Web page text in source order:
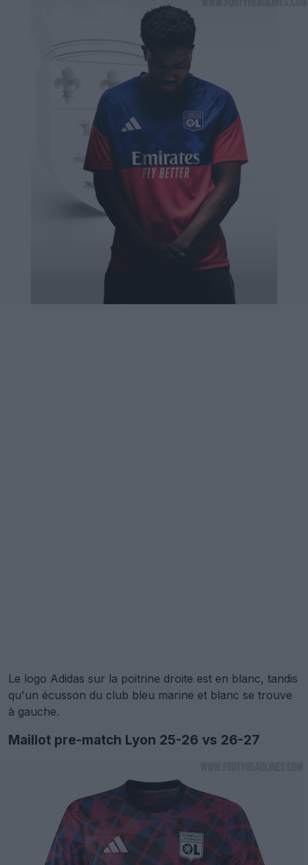
Le logo Adidas sur la poitrine droite est en blanc, tandis
qu'un écusson du club bleu marine et blanc se trouve
à gauche.
Maillot pre-match Lyon 25-26 vs 26-27